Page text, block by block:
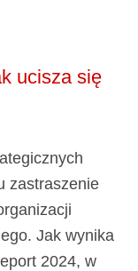
ucisza się
zastraszenie
Jak wynika
2024, w